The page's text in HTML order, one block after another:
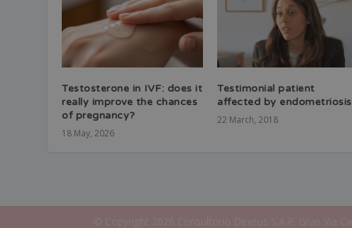
Testosterone in IVF: does it
really improve the chances
of pregnancy?
18 May, 2026
Testimonial patient
affected by endometriosis
22 March, 2018